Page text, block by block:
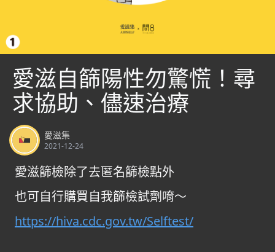
愛滋自篩陽性勿驚慌！尋
求協助、儘速治療
愛滋集
2021-12-24
愛滋篩檢除了去匿名篩檢點外
也可自行購買自我篩檢試劑唷～
https://hiva.cdc.gov.tw/Selftest/